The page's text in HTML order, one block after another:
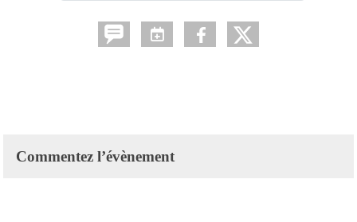
Commentez l’évènement